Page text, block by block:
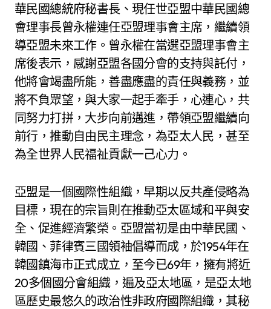
華民國總統府秘書長、現任世亞盟中華民國總
會理事長曾永權連任亞盟理事會主席，繼續領
導亞盟未來工作。曾永權在當選亞盟理事會主
席後表示，感謝亞盟各國分會的支持與託付，
他將會竭盡所能，善盡應盡的責任與義務，並
將不負眾望，與大家一起手牽手，心連心，共
同努力打拼，大步向前邁進，帶領亞盟繼續向
前行，推動自由民主理念，為亞太人民，甚至
為全世界人民福祉貢獻一己心力。
亞盟是一個國際性組織，早期以反共產侵略為
目標，現在的宗旨則在推動亞太區域和平與安
全、促進經濟繁榮。亞盟當初是由中華民國、
韓國、菲律賓三國領袖倡導而成，於1954年在
韓國鎮海市正式成立，至今已69年，擁有將近
20多個國分會組織，遍及亞太地區，是亞太地
區歷史最悠久的政治性非政府國際組織，其秘